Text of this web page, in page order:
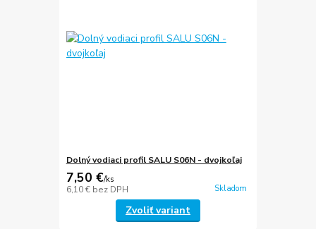
Dolný vodiaci profil SALU S06N - dvojkoľaj
7,50 €/ks
6,10 € bez DPH Skladom
Zvoliť variant